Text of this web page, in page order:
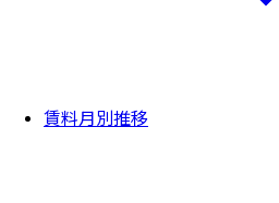
賃料月別推移